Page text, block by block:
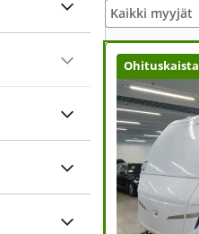
Kaikki myyjät
Ohituskaista